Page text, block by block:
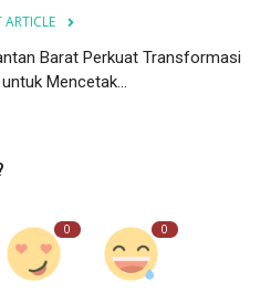
ARTICLE
Barat Perkuat Transformasi
Mencetak...
0 0